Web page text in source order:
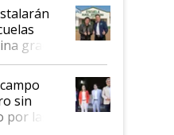
gracias
sin
las